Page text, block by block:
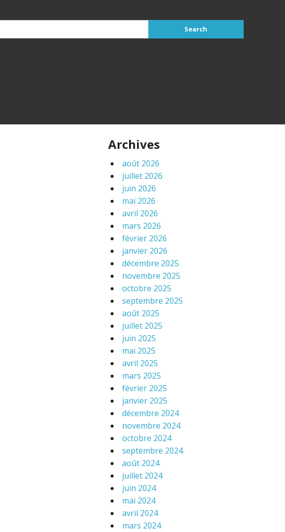
Archives
août 2026
juillet 2026
juin 2026
mai 2026
avril 2026
mars 2026
février 2026
janvier 2026
décembre 2025
novembre 2025
octobre 2025
septembre 2025
août 2025
juillet 2025
juin 2025
mai 2025
avril 2025
mars 2025
février 2025
janvier 2025
décembre 2024
novembre 2024
octobre 2024
septembre 2024
août 2024
juillet 2024
juin 2024
mai 2024
avril 2024
mars 2024